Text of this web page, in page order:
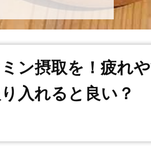
ン摂取を！疲れ
入れると良い？